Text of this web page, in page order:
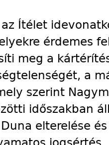
Ítélet
érdemes
meg a
a
szerint
időszakban
elterelése